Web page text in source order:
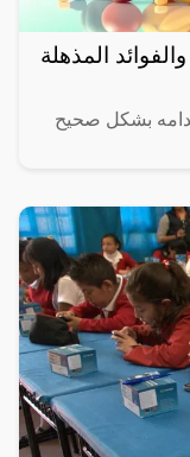
المذهلة
بشكل صحيح